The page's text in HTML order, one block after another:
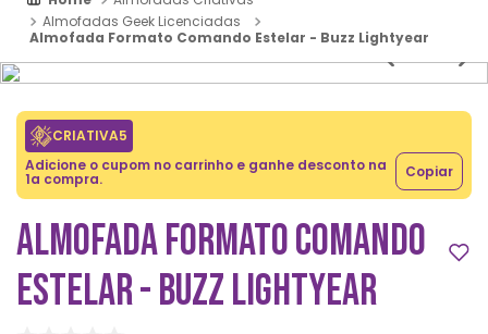
Almofadas Geek Licenciadas
Almofada Formato Comando Estelar - Buzz Lightyear
CRIATIVA5
Adicione o cupom no carrinho e ganhe desconto na
1a compra. Copiar
ALMOFADA FORMATO COMANDO
ESTELAR - BUZZ LIGHTYEAR